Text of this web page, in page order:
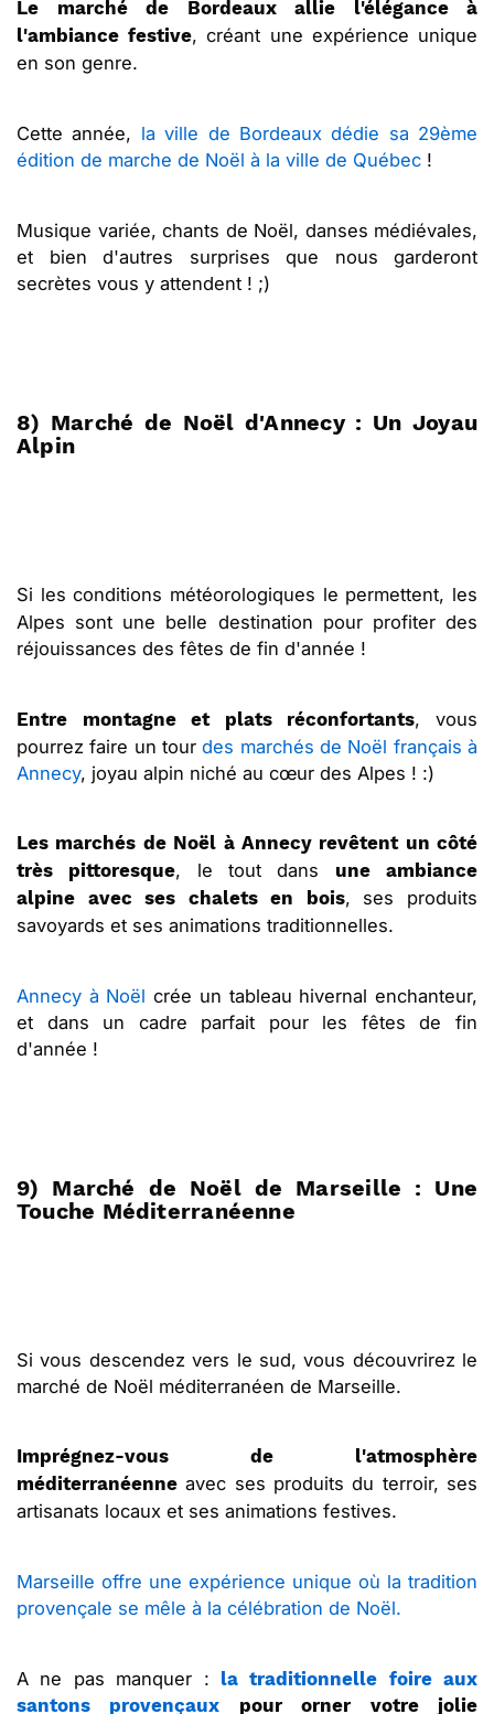
Le marché de Bordeaux allie l'élégance à
l'ambiance festive, créant une expérience unique
en son genre.
Cette année, la ville de Bordeaux dédie sa 29ème
édition de marche de Noël à la ville de Québec !
Musique variée, chants de Noël, danses médiévales,
et bien d'autres surprises que nous garderont
secrètes vous y attendent ! ;)
8) Marché de Noël d'Annecy : Un Joyau
Alpin
Si les conditions météorologiques le permettent, les
Alpes sont une belle destination pour profiter des
réjouissances des fêtes de fin d'année !
Entre montagne et plats réconfortants, vous
pourrez faire un tourdes marchés de Noël français à
Annecy, joyau alpin niché au cœur des Alpes ! :)
Les marchés de Noël à Annecy revêtent un côté
très pittoresque, le tout dans une ambiance
alpine avec ses chalets en bois, ses produits
savoyards et ses animations traditionnelles.
Annecy à Noël crée un tableau hivernal enchanteur,
et dans un cadre parfait pour les fêtes de fin
d'année !
9) Marché de Noël de Marseille : Une
Touche Méditerranéenne
Si vous descendez vers le sud, vous découvrirez le
marché de Noël méditerranéen de Marseille.
Imprégnez-vous de l'atmosphère
méditerranéenne avec ses produits du terroir, ses
artisanats locaux et ses animations festives.
Marseille offre une expérience unique où la tradition
provençale se mêle à la célébration de Noël.
A ne pas manquer : la traditionnelle foire aux
santons provençaux pour orner votre jolie